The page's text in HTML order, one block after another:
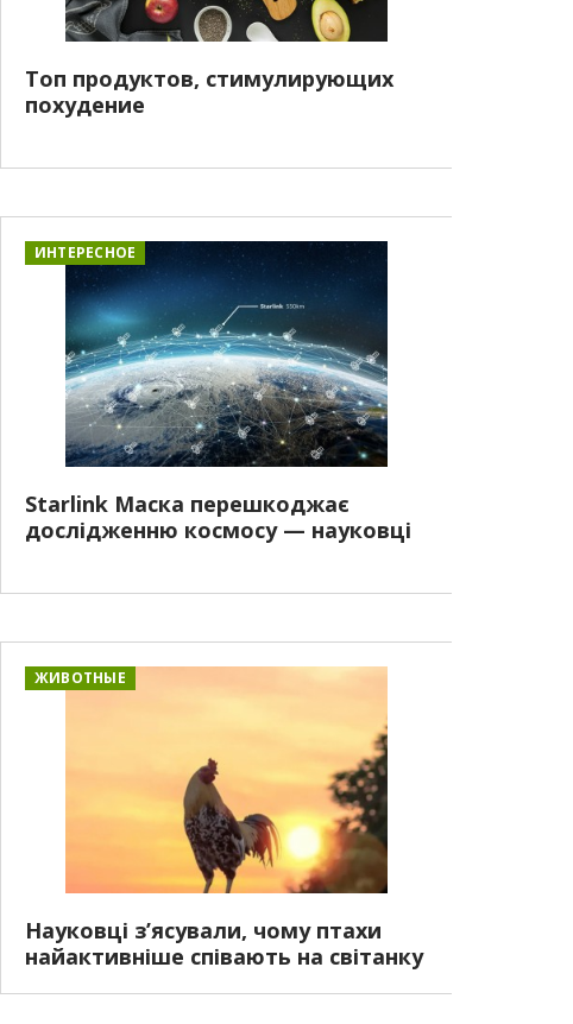
Топ продуктов, стимулирующих
похудение
ИНТЕРЕСНОЕ
Starlink Маска перешкоджає
дослідженню космосу — науковці
ЖИВОТНЫЕ
Науковці з’ясували, чому птахи
найактивніше співають на світанку